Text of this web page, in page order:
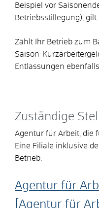
Beispiel vor
Betriebsstillegung),
Zählt Ihr Betrieb zum
Saison-
Entlassungen
Zuständige
Agentur für Arbeit, die
Eine Filiale inklusive
Betrieb.
Agentur für
[Agentur für